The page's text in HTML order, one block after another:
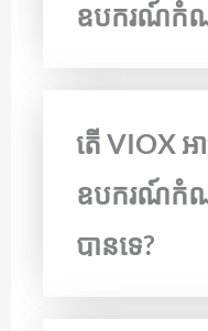
ឧបករណ៍កំណ
តើ VIOX អ
ឧបករណ៍កំ
បានទេ?